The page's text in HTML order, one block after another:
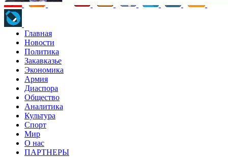
Главная
Новости
Политика
Закавказье
Экономика
Армия
Диаспора
Общество
Аналитика
Культура
Спорт
Мир
О нас
ПАРТНЕРЫ